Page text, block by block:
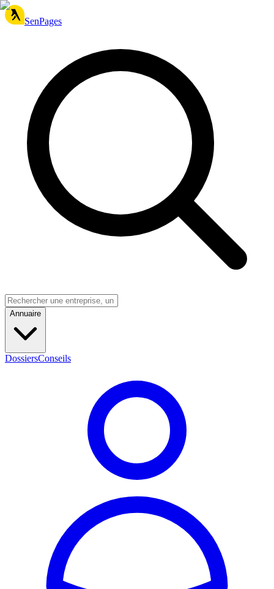
SenPages
Annuaire
DossiersConseils